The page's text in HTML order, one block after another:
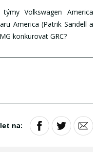
Volkswagen America
America (Patrik Sandell a
konkurovat GRC?
na: